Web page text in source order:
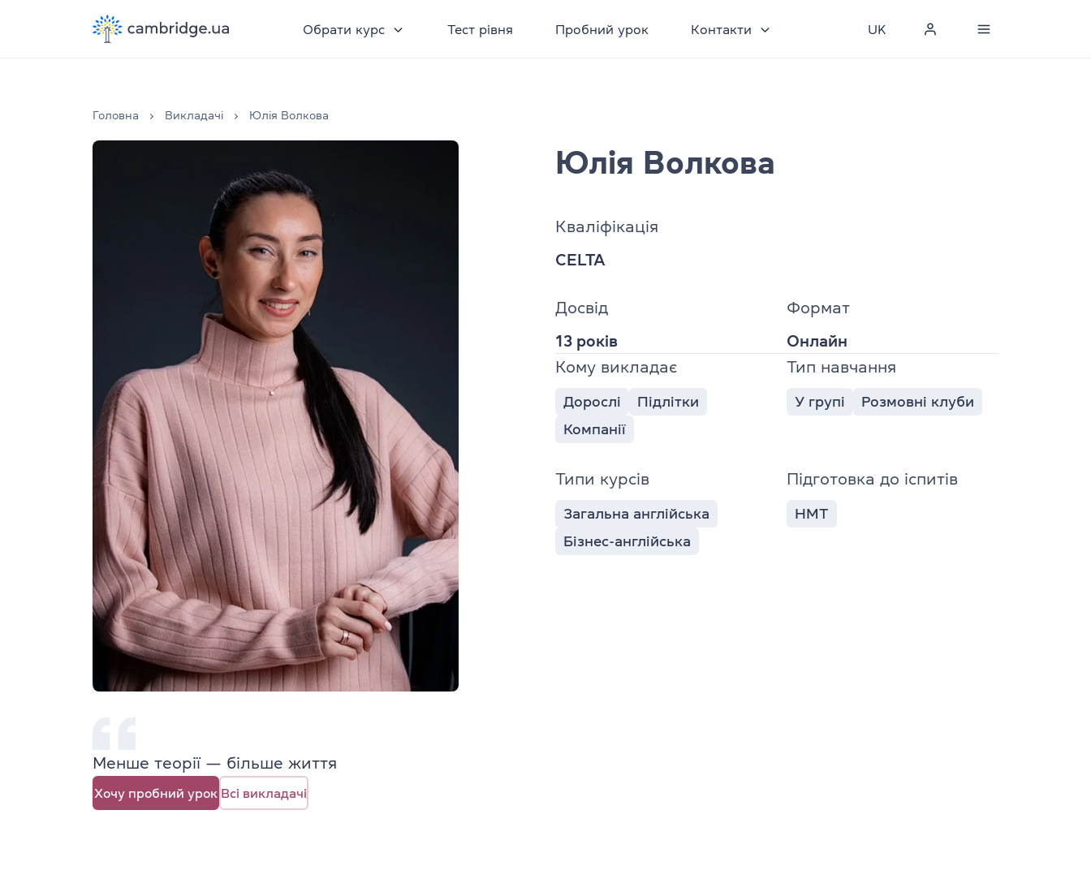
Обрати курс Тест рівня Пробний урок Контакти UK
Головна Викладачі Юлія Волкова
Менше теорії — більше життя
Хочу пробний урок Всі викладачі
Юлія Волкова
Кваліфікація
CELTA
Досвід
13 років
Формат
Онлайн
Кому викладає
Дорослі
Підлітки
Компанії
Тип навчання
У групі Розмовні клуби
Типи курсів
Загальна англійська
Бізнес-англійська
Підготовка до іспитів
НМТ